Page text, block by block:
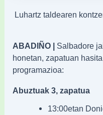
Luhartz taldearen
ABADIÑO | Salbadore
honetan, zapatuan
programazioa:
Abuztuak 3, zapatua
13:00etan